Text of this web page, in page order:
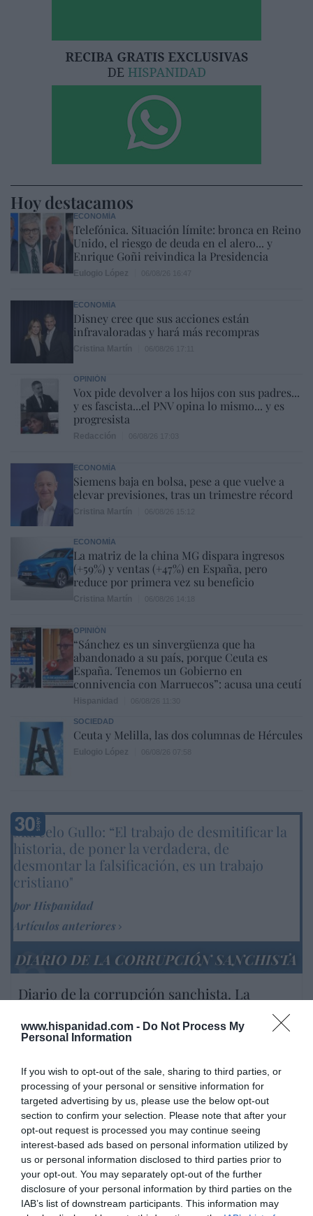
www.hispanidad.com - Do Not Process My
Personal Information
If you wish to opt-out of the sale, sharing to third parties, or
processing of your personal or sensitive information for
targeted advertising by us, please use the below opt-out
section to confirm your selection. Please note that after your
opt-out request is processed you may continue seeing
interest-based ads based on personal information utilized by
us or personal information disclosed to third parties prior to
your opt-out. You may separately opt-out of the further
disclosure of your personal information by third parties on the
IAB’s list of downstream participants. This information may
Hoy destacamos
ECONOMÍA
Telefónica. Situación límite: bronca en Reino
Unido, el riesgo de deuda en el alero... y
Enrique Goñi reivindica la Presidencia
ECONOMÍA
Disney cree que sus acciones están
infravaloradas y hará más recompras
OPINIÓN
Vox pide devolver a los hijos con sus padres...
y es fascista...el PNV opina lo mismo... y es
progresista
ECONOMÍA
Siemens baja en bolsa, pese a que vuelve a
elevar previsiones, tras un trimestre récord
ECONOMÍA
La matriz de la china MG dispara ingresos
(+59%) y ventas (+47%) en España, pero
reduce por primera vez su beneficio
OPINIÓN
“Sánchez es un sinvergüenza que ha
abandonado a su país, porque Ceuta es
España. Tenemos un Gobierno en
connivencia con Marruecos”: acusa una ceutí
SOCIEDAD
Ceuta y Melilla, las dos columnas de Hércules
Marcelo Gullo: “El trabajo de desmitificar la
historia, de poner la verdadera, de
desmontar la falsificación, es un trabajo
cristiano"
por Hispanidad
Artículos anteriores
DIARIO DE LA CORRUPCIÓN SANCHISTA
Diario de la corrupción sanchista. La
Audiencia Nacional prorroga seis meses la
investigación del caso Koldo, ante el
ingente material incautado por la UCO
por Redacción
Artículos anteriores
Opinión
Enormes minucias
por Eulogio López